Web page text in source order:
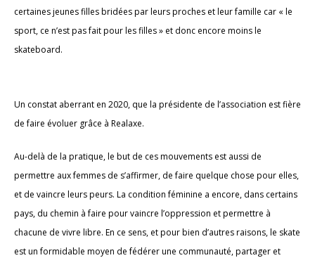
certaines jeunes filles bridées par leurs proches et leur famille car « le
sport, ce n’est pas fait pour les filles » et donc encore moins le
skateboard.
Un constat aberrant en 2020, que la présidente de l’association est fière
de faire évoluer grâce à Realaxe.
Au-delà de la pratique, le but de ces mouvements est aussi de
permettre aux femmes de s’affirmer, de faire quelque chose pour elles,
et de vaincre leurs peurs. La condition féminine a encore, dans certains
pays, du chemin à faire pour vaincre l’oppression et permettre à
chacune de vivre libre. En ce sens, et pour bien d’autres raisons, le skate
est un formidable moyen de fédérer une communauté, partager et